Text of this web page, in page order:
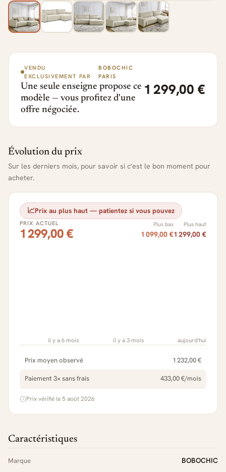
VENDU
EXCLUSIVEMENT PAR
BOBOCHIC
PARIS
Une seule enseigne propose ce
modèle — vous profitez d'une
offre négociée.
1 299,00 €
Évolution du prix
Sur les derniers mois, pour savoir si c'est le bon moment pour
acheter.
📈Prix au plus haut — patientez si vous pouvez
PRIX ACTUEL
1 299,00 €
Plus bas
1 099,00 €
Plus haut
1 299,00 €
il y a 6 mois il y a 3 mois aujourd'hui
Prix moyen observé 1 232,00 €
Paiement 3× sans frais 433,00 €/mois
Prix vérifié le 5 août 2026
Caractéristiques
Marque BOBOCHIC